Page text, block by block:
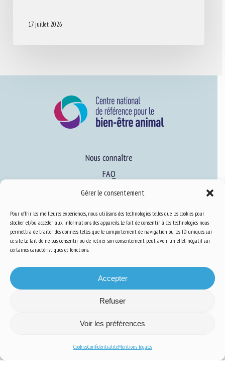
Gérer le consentement
Pour offrir les meilleures expériences, nous utilisons des technologies telles que les cookies pour
stocker et/ou accéder aux informations des appareils. Le fait de consentir à ces technologies nous
permettra de traiter des données telles que le comportement de navigation ou les ID uniques sur
ce site. Le fait de ne pas consentir ou de retirer son consentement peut avoir un effet négatif sur
certaines caractéristiques et fonctions.
Accepter
Refuser
Voir les préférences
CookiesConfidentialitéMentions légales
17 juillet 2026
Nous connaître
FAQ
S’informer sur le BEA
Se former au BEA
Ressources
S’abonner aux actualités